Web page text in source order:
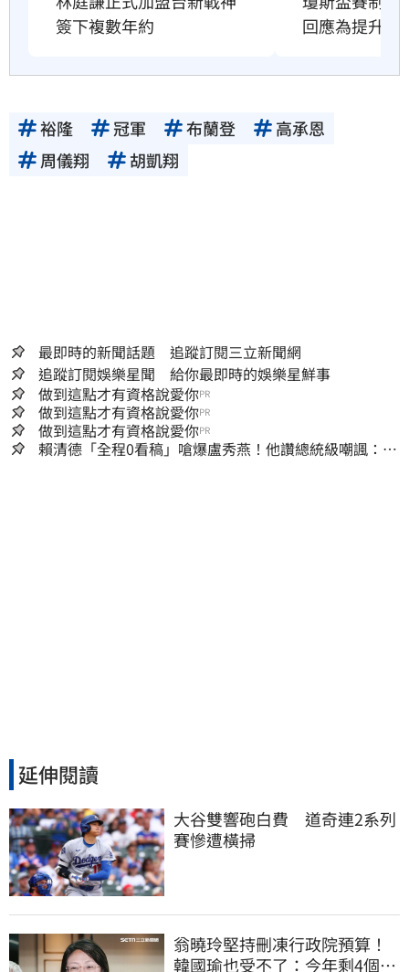
簽下複數年約
回應為提升強
裕隆 冠軍 布蘭登
高承恩
周儀翔
胡凱翔
最即時的新聞話題 追蹤訂閱三立新聞網
追蹤訂閱娛樂星聞 給你最即時的娛樂星鮮事
做到這點才有資格說愛你PR
做到這點才有資格說愛你PR
做到這點才有資格說愛你PR
賴清德「全程0看稿」嗆爆盧秀燕！他讚總統級嘲諷：把
延伸閱讀
大谷雙響砲白費　道奇連2系列
賽慘遭橫掃
翁曉玲堅持刪凍行政院預算！
韓國瑜也受不了：今年剩4個月